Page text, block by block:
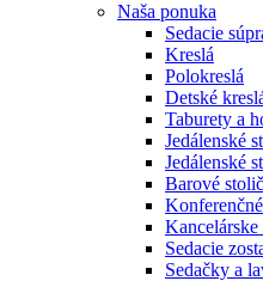
Naša ponuka
Sedacie
Kreslá
Polokreslá
Detské
Taburety a
Jedálenské
Jedálenské
Barové
Sedacie
Sedačky a